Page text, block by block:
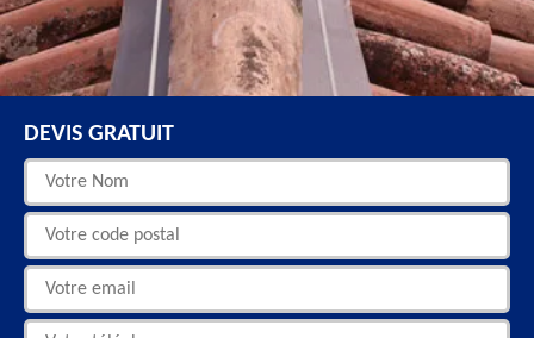
DEVIS GRATUIT